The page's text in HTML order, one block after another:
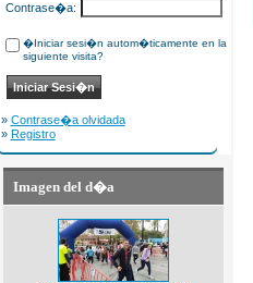
Contrase�a:
�Iniciar sesi�n autom�ticamente en la
siguiente visita?
» Contrase�a olvidada
» Registro
Imagen del d�a